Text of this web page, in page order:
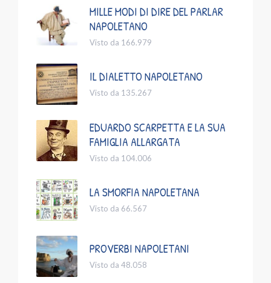
MILLE MODI DI DIRE DEL PARLAR
NAPOLETANO
Visto da 166.979
IL DIALETTO NAPOLETANO
Visto da 135.267
EDUARDO SCARPETTA E LA SUA
FAMIGLIA ALLARGATA
Visto da 104.006
LA SMORFIA NAPOLETANA
Visto da 66.567
PROVERBI NAPOLETANI
Visto da 48.058